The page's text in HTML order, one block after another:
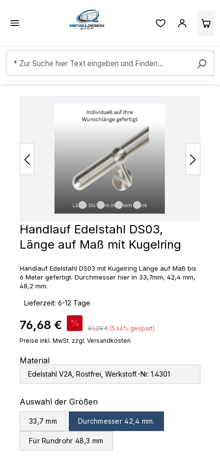
Zum Hauptinhalt springen
Bildergalerie überspringen
Handlauf Edelstahl DS03,
Länge auf Maß mit Kugelring
Handlauf Edelstahl DS03 mit Kugelring Länge auf Maß bis
6 Meter gefertigt. Durchmesser hier in 33,7mm, 42,4 mm,
48,2 mm.
Lieferzeit: 6-12 Tage
Verkaufspreis:
76,68 € % Regulärer Preis:
81,28 € (5.66% gespart)
Preise inkl. MwSt. zzgl. Versandkosten
Material
Edelstahl V2A, Rostfrei, Werkstoff.-Nr. 1.4301
Auswahl der Größenauswählen
33,7 mm Durchmesser 42,4 mm.
Für Rundrohr 48,3 mm